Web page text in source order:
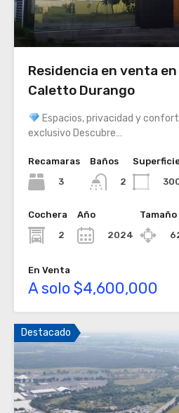
Residencia en venta
Caletto Durango
Espacios, privacidad y
exclusivo Descubre…
Recamaras
3
Baños
2
Cochera
2
Año
2024
En Venta
A solo $4,600,000
Destacado